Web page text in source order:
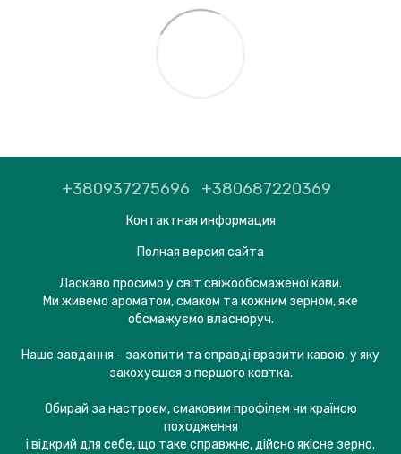
+380937275696 +380687220369
Контактная информация
Полная версия сайта
Ласкаво просимо у світ свіжообсмаженої кави.
Ми живемо ароматом, смаком та кожним зерном, яке
обсмажуємо власноруч.
Наше завдання - захопити та справді вразити кавою, у яку
закохуєшся з першого ковтка.
Обирай за настроєм, смаковим профілем чи країною
походження
і відкрий для себе, що таке справжнє, дійсно якісне зерно.